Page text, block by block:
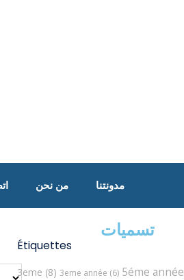
من نحن مدونتنا
تسميات
Étiquettes
3eme (8) 3eme année (6) 5éme année